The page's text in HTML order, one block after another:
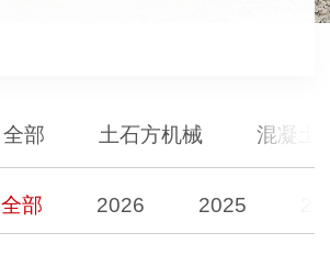
全部 土石方机械 混凝土
全部 2026 2025